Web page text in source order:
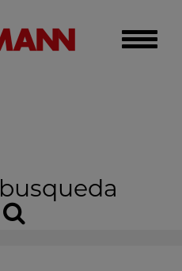
Toggle
busqueda